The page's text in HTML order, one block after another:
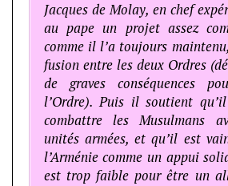
Jacques de Molay, en chef
au pape un projet assez
comme il l’a toujours
fusion entre les deux Ordres
de graves conséquences
l’Ordre). Puis il soutient
combattre les Musulmans
unités armées, et qu’il est
l’Arménie comme un appui
est trop faible pour être un